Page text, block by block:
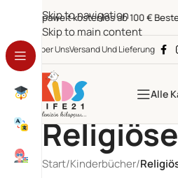
Skip to navigation
Skip to main content
Europaweit kostenlos ab 100 €
Über UnsVersand Und Lieferung
Alle
Start/Kinderbücher/